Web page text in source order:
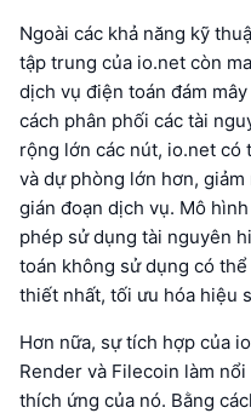
Ngoài các khả năng kỹ
tập trung của io.net còn
dịch vụ điện toán đám
cách phân phối các tài
rộng lớn các nút, io.net có
và dự phòng lớn hơn,
gián đoạn dịch vụ. Mô
phép sử dụng tài nguyên
toán không sử dụng có
thiết nhất, tối ưu hóa hiệu
Hơn nữa, sự tích hợp của
Render và Filecoin làm
thích ứng của nó. Bằng